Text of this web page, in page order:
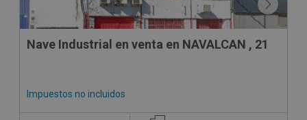
Nave Industrial en venta en NAVALCAN , 21
Impuestos no incluidos